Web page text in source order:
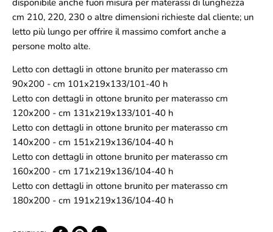
cm 210, 220, 230 o altre dimensioni richieste dal cliente; un
letto più lungo per offrire il massimo comfort anche a
persone molto alte.
Letto con dettagli in ottone brunito per materasso cm
90x200 - cm 101x219x133/101-40 h
Letto con dettagli in ottone brunito per materasso cm
120x200 - cm 131x219x133/101-40 h
Letto con dettagli in ottone brunito per materasso cm
140x200 - cm 151x219x136/104-40 h
Letto con dettagli in ottone brunito per materasso cm
160x200 - cm 171x219x136/104-40 h
Letto con dettagli in ottone brunito per materasso cm
180x200 - cm 191x219x136/104-40 h